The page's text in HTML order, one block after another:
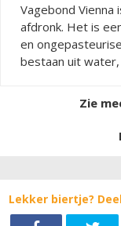
Vagebond
afdronk. Het is
en
bestaan uit
Zie
Lekker biertje?